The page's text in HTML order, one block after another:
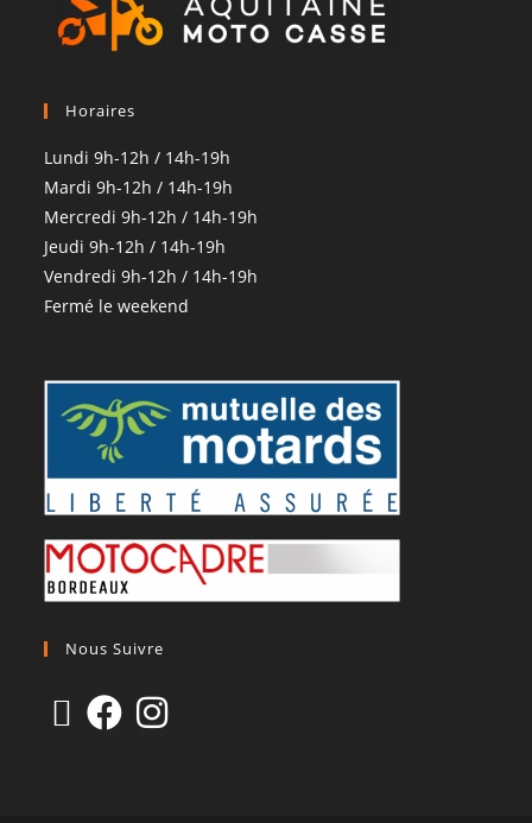
Horaires
Lundi 9h-12h / 14h-19h
Mardi 9h-12h / 14h-19h
Mercredi 9h-12h / 14h-19h
Jeudi 9h-12h / 14h-19h
Vendredi 9h-12h / 14h-19h
Fermé le weekend
Nous Suivre